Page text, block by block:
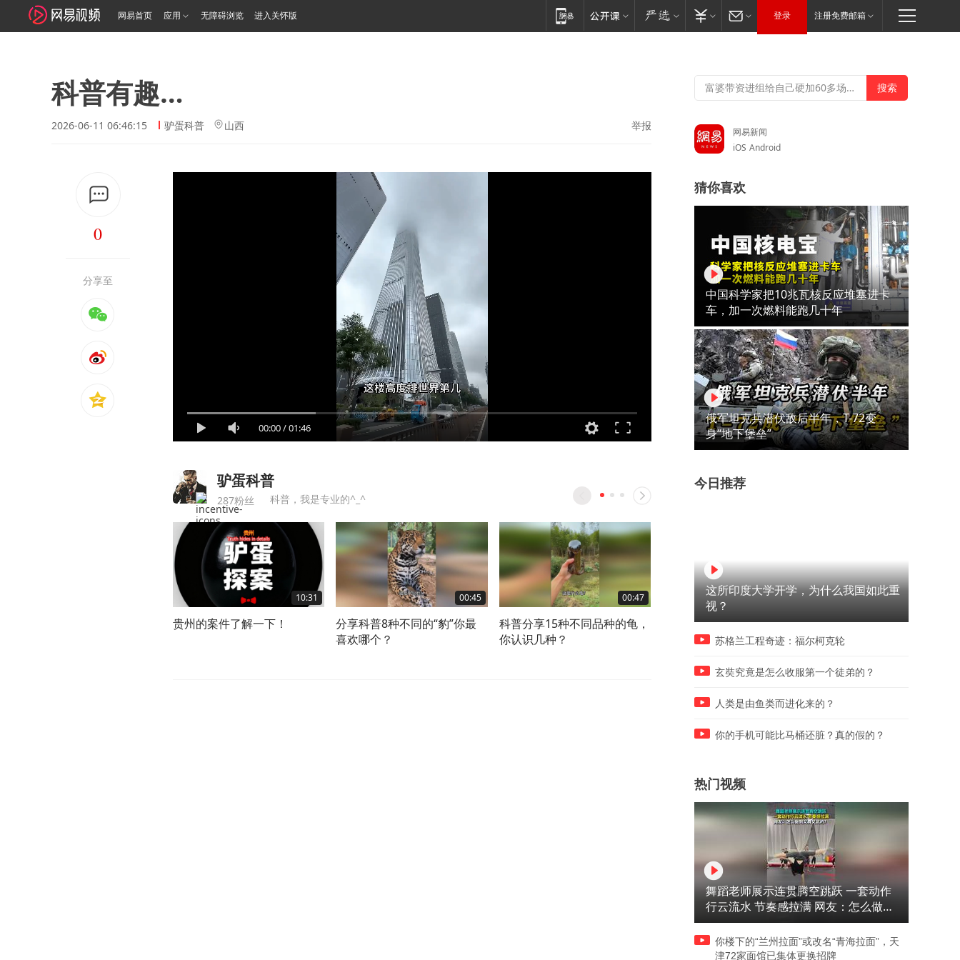
网易首页 应用 无障碍浏览 进入关怀版 登录 注册免费邮箱
科普有趣…
2026-06-11 06:46:15 驴蛋科普 山西 举报
0
分享至
00:00/01:46
驴蛋科普
287粉丝 科普，我是专业的^_^
10:31
贵州的案件了解一下！
00:45
分享科普8种不同的“豹”你最
喜欢哪个？
00:47
科普分享15种不同品种的龟，
你认识几种？
00:41
科普分享13种稀有石头，你最
喜欢哪个？"奇石 "以石会友 "
科普分享14种稀有石头，谁
最贵的？"最美石头 "
网易新闻
iOS Android
猜你喜欢
中国科学家把10兆瓦核反应堆塞进卡
车，加一次燃料能跑几十年
俄军坦克兵潜伏敌后半年，T-72变
身“地下堡垒”
今日推荐
这所印度大学开学，为什么我国如此重
视？
苏格兰工程奇迹：福尔柯克轮
玄奘究竟是怎么收服第一个徒弟的？
人类是由鱼类而进化来的？
你的手机可能比马桶还脏？真的假的？
热门视频
舞蹈老师展示连贯腾空跳跃 一套动作
行云流水 节奏感拉满 网友：怎么做到
又舞又武的？
你楼下的“兰州拉面”或改名“青海拉面”，天
津72家面馆已集体更换招牌